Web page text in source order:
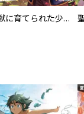
聖獣に育てられた少年の異世界ゆるり放浪記～神様からもらったチート魔法で、仲間たちとスローライフを満喫中～